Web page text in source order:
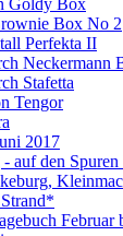
Goldy Box
Box No 2
Perfekta II
Neckermann
Stafetta
Tengor
2017
auf den
Februar